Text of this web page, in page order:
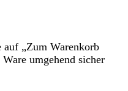
„Zum Warenkorb
umgehend sicher